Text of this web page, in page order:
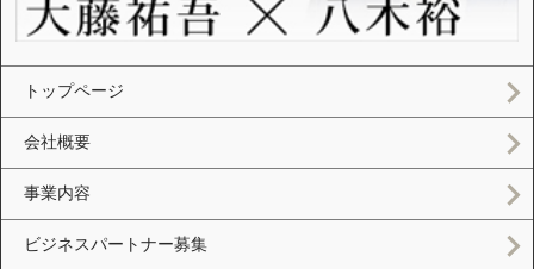
トップページ
会社概要
事業内容
ビジネスパートナー募集